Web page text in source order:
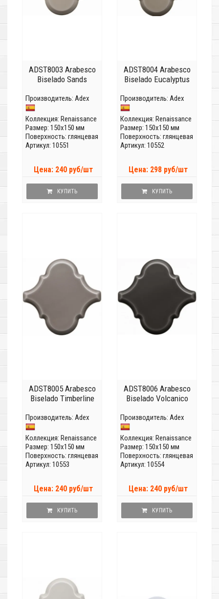
ADST8003 Arabesco
Biselado Sands
Производитель: Adex
Коллекция: Renaissance
Размер: 150x150 мм
Поверхность: глянцевая
Артикул: 10551
Цена: 240 руб/шт
КУПИТЬ
ADST8004 Arabesco
Biselado Eucalyptus
Производитель: Adex
Коллекция: Renaissance
Размер: 150x150 мм
Поверхность: глянцевая
Артикул: 10552
Цена: 298 руб/шт
КУПИТЬ
ADST8005 Arabesco
Biselado Timberline
Производитель: Adex
Коллекция: Renaissance
Размер: 150x150 мм
Поверхность: глянцевая
Артикул: 10553
Цена: 240 руб/шт
КУПИТЬ
ADST8006 Arabesco
Biselado Volcanico
Производитель: Adex
Коллекция: Renaissance
Размер: 150x150 мм
Поверхность: глянцевая
Артикул: 10554
Цена: 240 руб/шт
КУПИТЬ